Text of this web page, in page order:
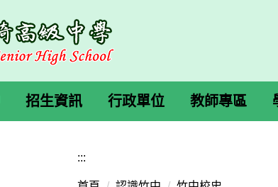
招生資訊 行政單位 教師專區
:::